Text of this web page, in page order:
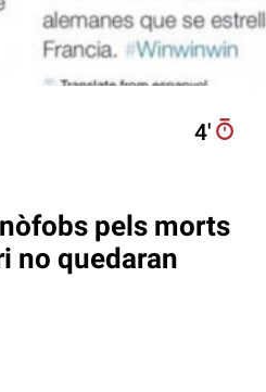
4′
pels morts
no quedaran